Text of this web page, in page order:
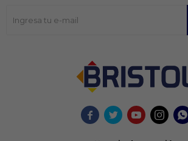
    